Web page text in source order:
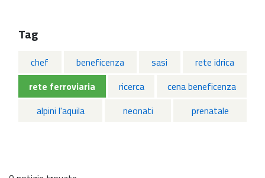
Tag
chef beneficenza sasi
rete idrica
rete ferroviaria
ricerca
cena beneficenza
alpini l'aquila
neonati prenatale